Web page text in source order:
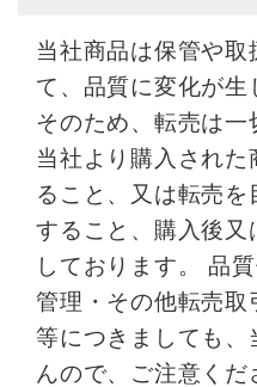
当社商品は保管や取
て、品質に変化が生
そのため、転売は一
当社より購入され
ること、又は転売
すること、購入後又
しております。 品
管理・その他転売
等につきましても、
んので、ご注意く